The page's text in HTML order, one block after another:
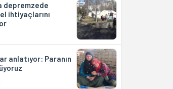
depremzede
ihtiyaçlarını
anlatıyor: Paranın